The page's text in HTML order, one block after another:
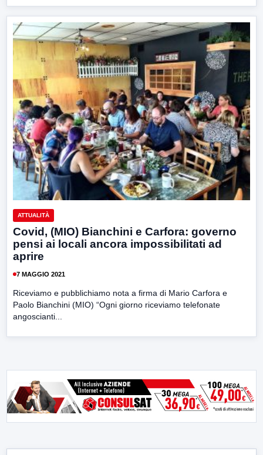
ATTUALITÀ
Covid, (MIO) Bianchini e Carfora: governo
pensi ai locali ancora impossibilitati ad
aprire
7 MAGGIO 2021
Riceviamo e pubblichiamo nota a firma di Mario Carfora e
Paolo Bianchini (MIO) “Ogni giorno riceviamo telefonate
angoscianti...